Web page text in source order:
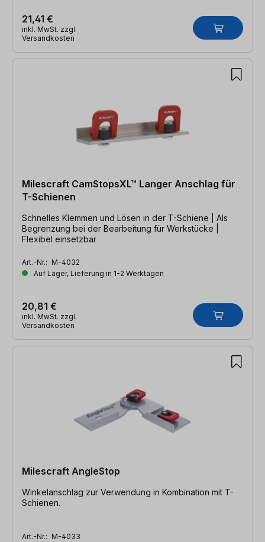
21,41 €
inkl. MwSt. zzgl.
Versandkosten
Milescraft CamStopsXL™ Langer Anschlag für
T-Schienen
Schnelles Klemmen und Lösen in der T-Schiene | Als
Begrenzung bei der Bearbeitung für Werkstücke |
Flexibel einsetzbar
Art.-Nr.: M-4032
Auf Lager, Lieferung in 1-2 Werktagen
20,81 €
inkl. MwSt. zzgl.
Versandkosten
Milescraft AngleStop
Winkelanschlag zur Verwendung in Kombination mit T-
Schienen.
Art.-Nr.: M-4033